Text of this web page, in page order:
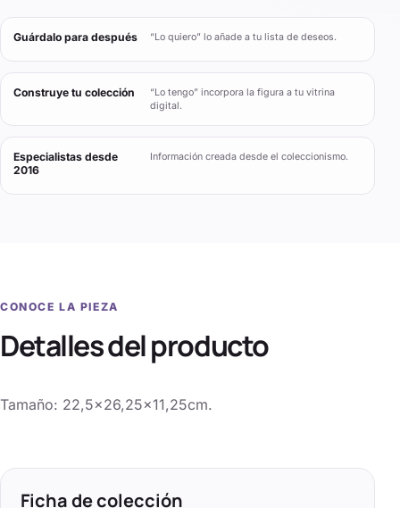
Guárdalo para después “Lo quiero” lo añade a tu lista de deseos.
Construye tu colección
“Lo tengo” incorpora la figura a tu vitrina
digital.
Especialistas desde
2016
Información creada desde el coleccionismo.
CONOCE LA PIEZA
Detalles del producto
Tamaño: 22,5×26,25×11,25cm.
Ficha de colección